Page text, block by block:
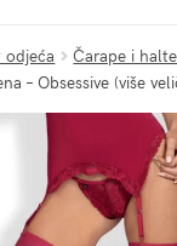
odjeća Čarape i
– Obsessive (više